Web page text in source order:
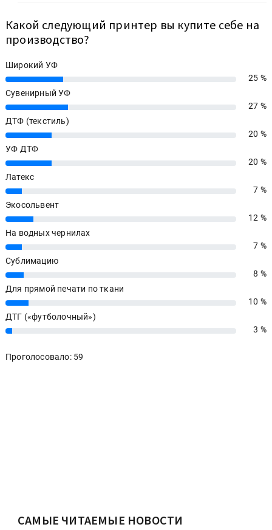
Какой следующий принтер вы купите себе на
производство?
Широкий УФ
25%
25 %
Сувенирный УФ
27%
27 %
ДТФ (текстиль)
20%
20 %
УФ ДТФ
20%
20 %
Латекс
7%
7 %
Экосольвент
12%
12 %
На водных чернилах
7%
7 %
Сублимацию
8%
8 %
Для прямой печати по ткани
10%
10 %
ДТГ («футболочный»)
3% 3 %
Проголосовало: 59
САМЫЕ ЧИТАЕМЫЕ НОВОСТИ